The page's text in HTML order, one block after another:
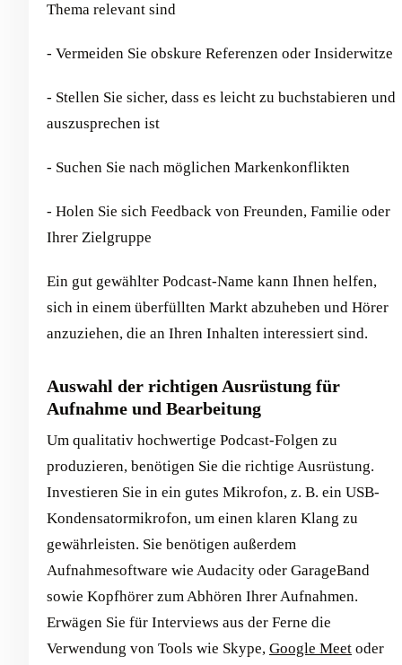
Thema relevant sind
- Vermeiden Sie obskure Referenzen oder Insiderwitze
- Stellen Sie sicher, dass es leicht zu buchstabieren und
auszusprechen ist
- Suchen Sie nach möglichen Markenkonflikten
- Holen Sie sich Feedback von Freunden, Familie oder
Ihrer Zielgruppe
Ein gut gewählter Podcast-Name kann Ihnen helfen,
sich in einem überfüllten Markt abzuheben und Hörer
anzuziehen, die an Ihren Inhalten interessiert sind.
Auswahl der richtigen Ausrüstung für
Aufnahme und Bearbeitung
Um qualitativ hochwertige Podcast-Folgen zu
produzieren, benötigen Sie die richtige Ausrüstung.
Investieren Sie in ein gutes Mikrofon, z. B. ein USB-
Kondensatormikrofon, um einen klaren Klang zu
gewährleisten. Sie benötigen außerdem
Aufnahmesoftware wie Audacity oder GarageBand
sowie Kopfhörer zum Abhören Ihrer Aufnahmen.
Erwägen Sie für Interviews aus der Ferne die
Verwendung von Tools wie Skype, Google Meet oder